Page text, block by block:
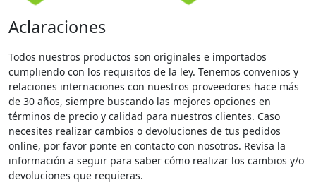
Aclaraciones
Todos nuestros productos son originales e importados
cumpliendo con los requisitos de la ley. Tenemos convenios y
relaciones internaciones con nuestros proveedores hace más
de 30 años, siempre buscando las mejores opciones en
términos de precio y calidad para nuestros clientes. Caso
necesites realizar cambios o devoluciones de tus pedidos
online, por favor ponte en contacto con nosotros. Revisa la
información a seguir para saber cómo realizar los cambios y/o
devoluciones que requieras.